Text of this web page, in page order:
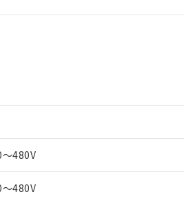
480V
480V